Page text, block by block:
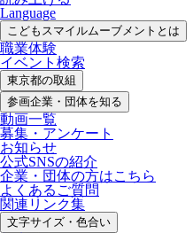
Language
こどもスマイルムーブメントとは
職業体験
イベント検索
東京都の取組
参画企業・ 団体を知る
動画一覧
募集・ アンケート
お知らせ
公式SNSの紹介
企業・団体の方はこちら
よくあるご質問
関連リンク集
文字サイズ・色合い